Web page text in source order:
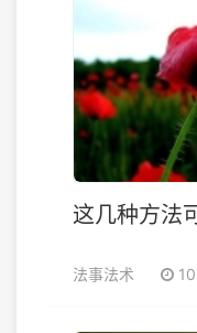
这几种方法
法事法术